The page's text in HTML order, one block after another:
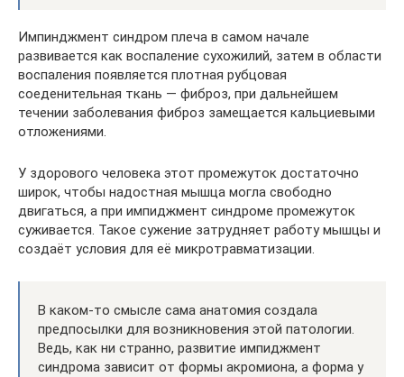
Импинджмент синдром плеча в самом начале
развивается как воспаление сухожилий, затем в области
воспаления появляется плотная рубцовая
соеденительная ткань — фиброз, при дальнейшем
течении заболевания фиброз замещается кальциевыми
отложениями.
У здорового человека этот промежуток достаточно
широк, чтобы надостная мышца могла свободно
двигаться, а при импиджмент синдроме промежуток
суживается. Такое сужение затрудняет работу мышцы и
создаёт условия для её микротравматизации.
В каком-то смысле сама анатомия создала
предпосылки для возникновения этой патологии.
Ведь, как ни странно, развитие импиджмент
синдрома зависит от формы акромиона, а форма у